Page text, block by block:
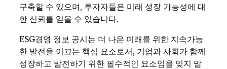
구축할 수 있으며, 투자자들은 미래 성장 가능성에 대
한 신뢰를 얻을 수 있습니다.
ESG경영 정보 공시는 더 나은 미래를 위한 지속가능
한 발전을 이끄는 핵심 요소로서, 기업과 사회가 함께
성장하고 발전하기 위한 필수적인 요소임을 잊지 말